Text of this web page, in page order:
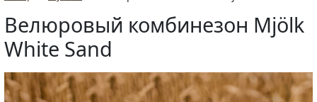
Велюровый комбинезон Mjölk
White Sand